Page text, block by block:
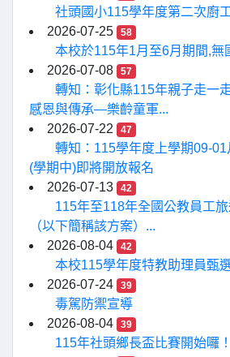
社頭國小115學年度第二次廚
2026-07-25
58
本校於115年1月至6月期間,無
2026-07-08
57
轉知：彰化縣115年親子走一
感恩與傳承—樂齡童軍...
2026-07-22
47
轉知：115學年度上學期09-
(學期中)即將開放報名
2026-07-13
42
115年至118年全國公教員工
（以下簡稱該方案）...
2026-08-04
42
本校115學年度特教助理員甄
2026-07-24
39
毒駕防禦宣導
2026-08-04
39
115年社頭鄉長盃比賽開始囉！